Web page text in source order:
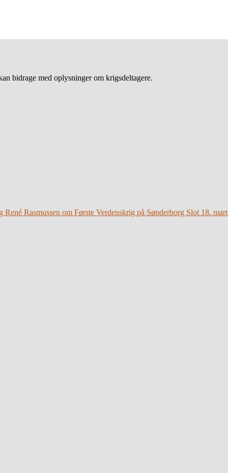
bidrage med oplysninger om krigsdeltagere.
Rasmussen om Første Verdenskrig på Sønderborg Slot 18.